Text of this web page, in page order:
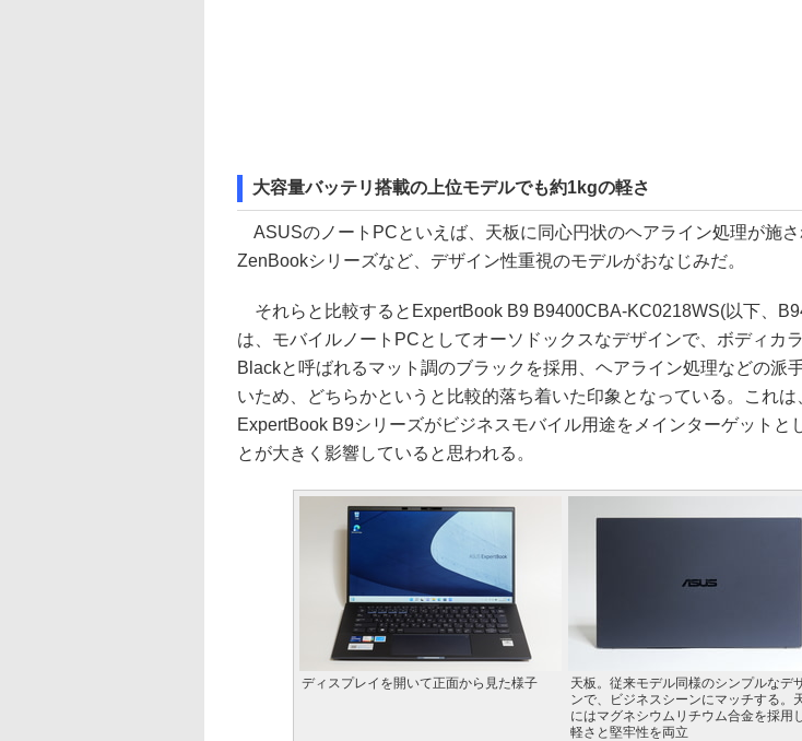
大容量バッテリ搭載の上位モデルでも約1kgの軽さ
ASUSのノートPCといえば、天板に同心円状のヘアライン処理が施さ
ZenBookシリーズなど、デザイン性重視のモデルがおなじみだ。
それらと比較するとExpertBook B9 B9400CBA-KC0218WS(以下、
は、モバイルノートPCとしてオーソドックスなデザインで、ボディカ
Blackと呼ばれるマット調のブラックを採用、ヘアライン処理などの派
いため、どちらかというと比較的落ち着いた印象となっている。これは
ExpertBook B9シリーズがビジネスモバイル用途をメインターゲットと
とが大きく影響していると思われる。
ディスプレイを開いて正面から見た様子
天板。従来モデル同様のシンプルなデ
ンで、ビジネスシーンにマッチする。
にはマグネシウムリチウム合金を採用し
軽さと堅牢性を両立